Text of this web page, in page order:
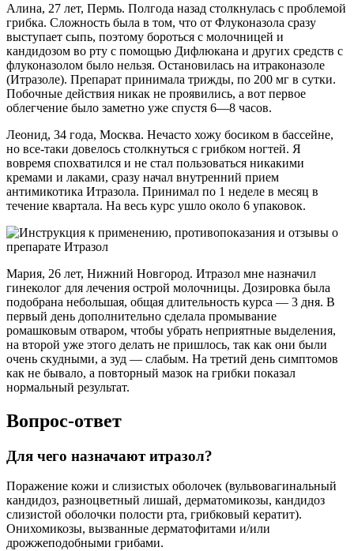
Алина, 27 лет, Пермь. Полгода назад столкнулась с проблемой
грибка. Сложность была в том, что от Флуконазола сразу
выступает сыпь, поэтому бороться с молочницей и
кандидозом во рту с помощью Дифлюкана и других средств с
флуконазолом было нельзя. Остановилась на итраконазоле
(Итразоле). Препарат принимала трижды, по 200 мг в сутки.
Побочные действия никак не проявились, а вот первое
облегчение было заметно уже спустя 6—8 часов.
Леонид, 34 года, Москва. Нечасто хожу босиком в бассейне,
но все-таки довелось столкнуться с грибком ногтей. Я
вовремя спохватился и не стал пользоваться никакими
кремами и лаками, сразу начал внутренний прием
антимикотика Итразола. Принимал по 1 неделе в месяц в
течение квартала. На весь курс ушло около 6 упаковок.
Мария, 26 лет, Нижний Новгород. Итразол мне назначил
гинеколог для лечения острой молочницы. Дозировка была
подобрана небольшая, общая длительность курса — 3 дня. В
первый день дополнительно сделала промывание
ромашковым отваром, чтобы убрать неприятные выделения,
на второй уже этого делать не пришлось, так как они были
очень скудными, а зуд — слабым. На третий день симптомов
как не бывало, а повторный мазок на грибки показал
нормальный результат.
Вопрос-ответ
Для чего назначают итразол?
Поражение кожи и слизистых оболочек (вульвовагинальный
кандидоз, разноцветный лишай, дерматомикозы, кандидоз
слизистой оболочки полости рта, грибковый кератит).
Онихомикозы, вызванные дерматофитами и/или
дрожжеподобными грибами.